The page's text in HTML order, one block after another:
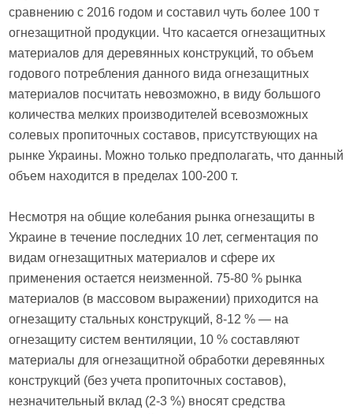
сравнению с 2016 годом и составил чуть более 100 т
огнезащитной продукции. Что касается огнезащитных
материалов для деревянных конструкций, то объем
годового потребления данного вида огнезащитных
материалов посчитать невозможно, в виду большого
количества мелких производителей всевозможных
солевых пропиточных составов, присутствующих на
рынке Украины. Можно только предполагать, что данный
объем находится в пределах 100-200 т.
Несмотря на общие колебания рынка огнезащиты в
Украине в течение последних 10 лет, сегментация по
видам огнезащитных материалов и сфере их
применения остается неизменной. 75-80 % рынка
материалов (в массовом выражении) приходится на
огнезащиту стальных конструкций, 8-12 % — на
огнезащиту систем вентиляции, 10 % составляют
материалы для огнезащитной обработки деревянных
конструкций (без учета пропиточных составов),
незначительный вклад (2-3 %) вносят средства